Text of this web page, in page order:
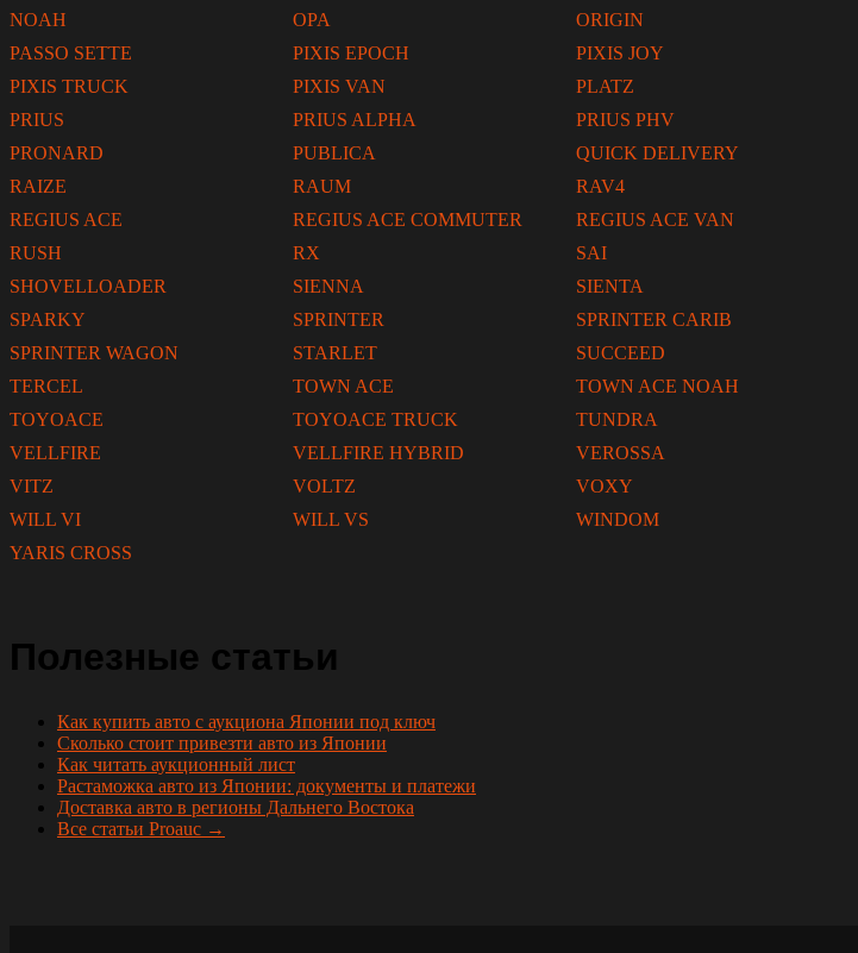
NOAH
OPA ORIGIN
PASSO SETTE
PIXIS EPOCH PIXIS JOY
PIXIS TRUCK
PIXIS VAN PLATZ
PRIUS
PRIUS ALPHA PRIUS PHV
PRONARD
PUBLICA QUICK DELIVERY
RAIZE
RAUM RAV4
REGIUS ACE
REGIUS ACE COMMUTER REGIUS ACE VAN
RUSH
RX SAI
SHOVELLOADER
SIENNA SIENTA
SPARKY
SPRINTER SPRINTER CARIB
SPRINTER WAGON
STARLET SUCCEED
TERCEL
TOWN ACE TOWN ACE NOAH
TOYOACE
TOYOACE TRUCK TUNDRA
VELLFIRE
VELLFIRE HYBRID VEROSSA
VITZ
VOLTZ VOXY
WILL VI
WILL VS WINDOM
YARIS CROSS
Полезные статьи
Как купить авто с аукциона Японии под ключ
Сколько стоит привезти авто из Японии
Как читать аукционный лист
Растаможка авто из Японии: документы и платежи
Доставка авто в регионы Дальнего Востока
Все статьи Proauc →